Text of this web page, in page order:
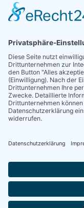
Sieben gute Gründe
für Ihre Mitgliedschaft
NEWSLETTER
Neuigkeiten rund um die
Postfach.
Die Zeitschrift für
unserem Fach.